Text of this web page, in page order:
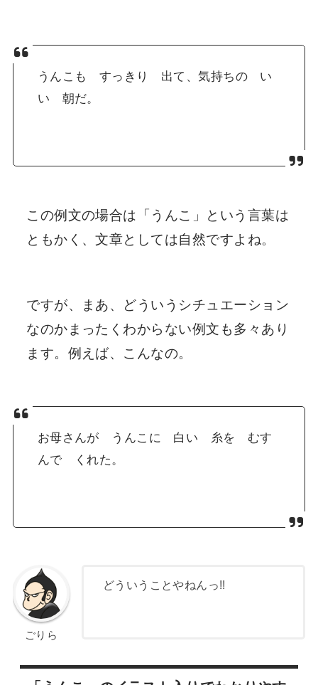
うんこ も すっきり 出て、気持ちの い
い 朝だ。
この例文の場合は「うんこ」という言葉は
ともかく、文章としては自然ですよね。
ですが、まあ、どういうシチュエーション
なのかまったくわからない例文も多々あり
ます。例えば、こんなの。
お母さんが うんこ に 白い 糸を むす
んで くれた。
ごりら
どういうことやねんっ!!